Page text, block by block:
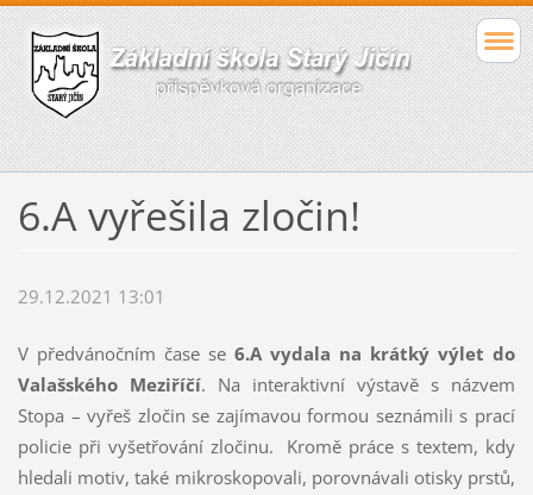
6.A vyřešila zločin!
29.12.2021 13:01
V předvánočním čase se 6.A vydala na krátký výlet do
Valašského Meziříčí. Na interaktivní výstavě s názvem
Stopa – vyřeš zločin se zajímavou formou seznámili s prací
policie při vyšetřování zločinu. Kromě práce s textem, kdy
hledali motiv, také mikroskopovali, porovnávali otisky prstů,